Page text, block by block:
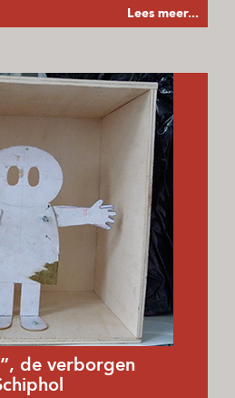
Lees meer...
de verborgen